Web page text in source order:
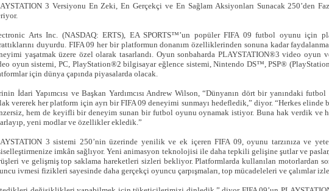
3 Versiyonu En Zeki, En Gerçekçi ve En Sağlam Aksiyonları Sunacak 250’den
Arts Inc. (NASDAQ: ERTS), EA SPORTS™’un popüler FIFA 09 futbol oyunu için
duyurdu. FIFA 09 her bir platformun donanım özelliklerinden sonuna kadar
yaşatmak üzere özel olarak tasarlandı. Oyun sonbaharda PLAYSTATION®3 video
oyun sistemi, PC, PlayStation®2 bilgisayar eğlence sistemi, Nintendo DS™, PSP®
için dünya çapında piyasalarda olacak.
İdari Yapımcısı ve Başkan Yardımcısı Andrew Wilson, “Dünyanın dört bir yanındaki
vererek her platform için ayrı bir FIFA 09 deneyimi sunmayı hedefledik,” diyor. “Herkes elinde
hem de keyifli bir deneyim sunan bir futbol oyunu oynamak istiyor. Buna hak verdik ve
yeni modlar ve özellikler ekledik.”
3 sistemi 250’nin üzerinde yenilik ve ek içeren FIFA 09, oyunu tarzınıza ve
imkân sağlıyor. Yeni animasyon teknolojisi ile daha tepkili gelişine şutlar ve
ve gelişmiş top saklama hareketleri sizleri bekliyor. Platformlarda kullanılan motorlardan
ivmesi fizikleri sayesinde daha gerçekçi oyuncu çarpışmaları, top mücadeleleri ve çalımlar